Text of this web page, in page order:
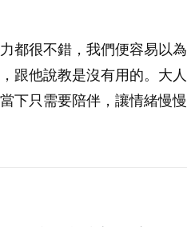
都很不錯，我們便容易以
跟他說教是沒有用的。大
下只需要陪伴，讓情緒慢